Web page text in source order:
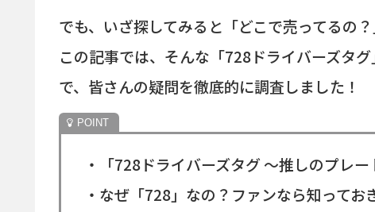
でも、いざ探してみると「どこで売ってるの
この記事では、そんな「728ドライバーズタ
で、皆さんの疑問を徹底的に調査しました！
・「728ドライバーズタグ 〜推しのプレ
・なぜ「728」なの？ファンなら知って